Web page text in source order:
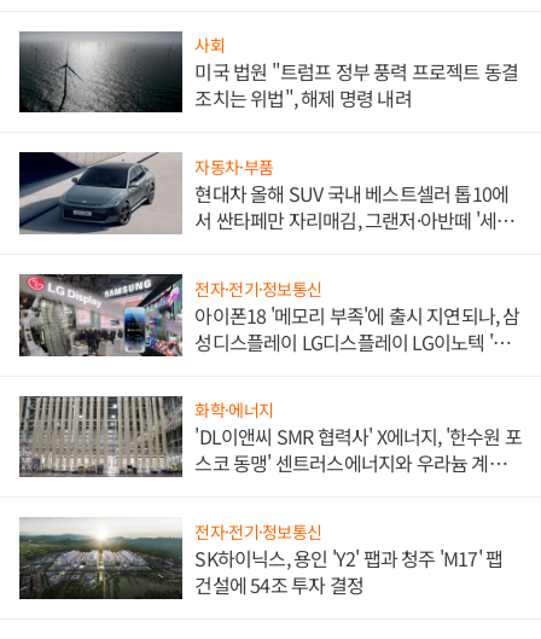
사회
미국 법원 "트럼프 정부 풍력 프로젝트 동결
조치는 위법", 해제 명령 내려
자동차·부품
현대차 올해 SUV 국내 베스트셀러 톱10에
서 싼타페만 자리매김, 그랜저·아반떼 '세단
전자·전기·정보통신
아이폰18 '메모리 부족'에 출시 지연되나, 삼
성디스플레이 LG디스플레이 LG이노텍 '탈
화학·에너지
'DL이앤씨 SMR 협력사' X에너지, '한수원 포
스코 동맹' 센트러스에너지와 우라늄 계약
전자·전기·정보통신
SK하이닉스, 용인 'Y2' 팹과 청주 'M17' 팹
건설에 54조 투자 결정